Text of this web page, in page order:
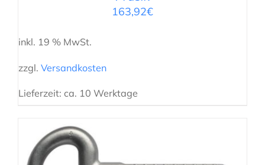
163,92€
inkl. 19 % MwSt.
zzgl. Versandkosten
Lieferzeit: ca. 10 Werktage